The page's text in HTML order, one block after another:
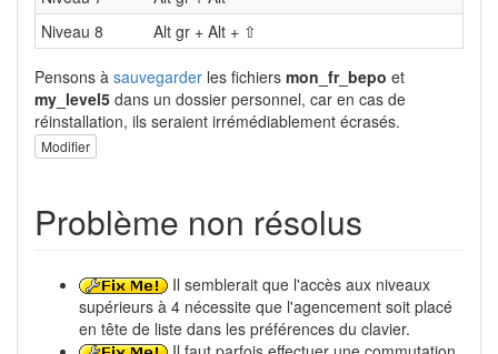
Niveau 8
Alt gr + Alt + ⇧
Pensons à sauvegarder les fichiers mon_fr_bepo et
my_level5 dans un dossier personnel, car en cas de
réinstallation, ils seraient irrémédiablement écrasés.
Modifier
Problème non résolus
Il semblerait que l'accès aux niveaux
supérieurs à 4 nécessite que l'agencement soit placé
en tête de liste dans les préférences du clavier.